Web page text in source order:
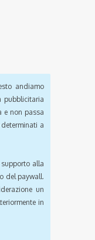
andiamo
pubblicitaria
e non passa
a
alla
del paywall.
un
in